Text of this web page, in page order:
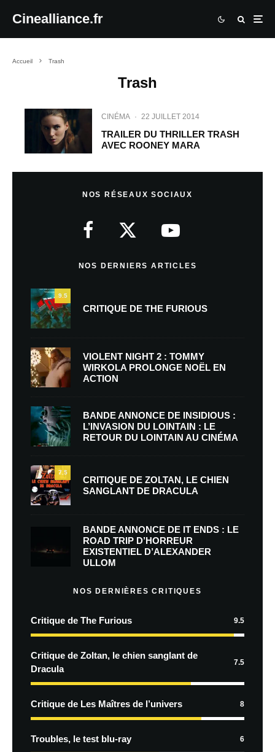
Cinealliance.fr
Accueil Trash
Trash
CINÉMA · 22 JUILLET 2014
TRAILER DU THRILLER TRASH
AVEC ROONEY MARA
NOS RÉSEAUX SOCIAUX
NOS DERNIERS ARTICLES
9.5
CRITIQUE DE THE FURIOUS
VIOLENT NIGHT 2 : TOMMY
WIRKOLA PROLONGE NOËL EN
ACTION
BANDE ANNONCE DE INSIDIOUS :
L’INVASION DU LOINTAIN : LE
RETOUR DU LOINTAIN AU CINÉMA
7.5
CRITIQUE DE ZOLTAN, LE CHIEN
SANGLANT DE DRACULA
BANDE ANNONCE DE IT ENDS : LE
ROAD TRIP D’HORREUR
EXISTENTIEL D’ALEXANDER
ULLOM
NOS DERNIÈRES CRITIQUES
Critique de The Furious 9.5
Critique de Zoltan, le chien sanglant de
Dracula
7.5
Critique de Les Maîtres de l’univers 8
Troubles, le test blu-ray 6